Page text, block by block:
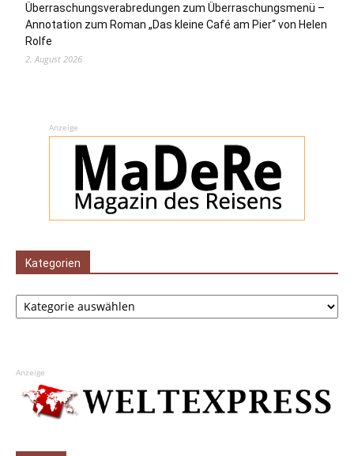
Überraschungsverabredungen zum Überraschungsmenü –
Annotation zum Roman „Das kleine Café am Pier“ von Helen
Rolfe
2. August 2026
Anzeige
Kategorien
Kategorien
Anzeige